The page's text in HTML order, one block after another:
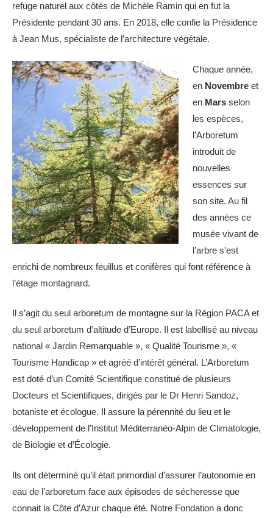
refuge naturel aux côtés de Michèle Ramin qui en fut la
Présidente pendant 30 ans. En 2018, elle confie la Présidence
à Jean Mus, spécialiste de l’architecture végétale.
Chaque année,
en Novembreet
en Marsselon
les espèces,
l’Arboretum
introduit de
nouvelles
essences sur
son site. Au fil
des années ce
musée vivant de
l’arbre s’est
enrichi de nombreux feuillus et conifères qui font référence à
l’étage montagnard.
Il s’agit du seul arboretum de montagne sur la Région PACA et
du seul arboretum d’​altitude d’Europe. Il est labellisé au niveau
national « Jardin Remarquable », « Qualité Tourisme », «
Tourisme Handicap » et agréé d’intérêt général. L’Arboretum
est doté d’un Comité Scientifique constitué de plusieurs
Docteurs et Scientifiques, dirigés par le Dr Henri Sandoz,
botaniste et écologue. Il assure la pérennité du lieu et le
développement de l’Institut Méditerranéo-Alpin de Climatologie,
de Biologie et d’Écologie.
Ils ont déterminé qu’il était primordial d’assurer l’autonomie en
eau de l’arboretum face aux épisodes de sécheresse que
connait la Côte d’Azur chaque été. Notre Fondation a donc